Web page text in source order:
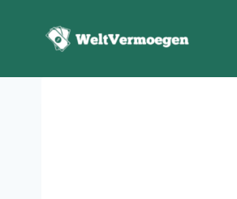
springen